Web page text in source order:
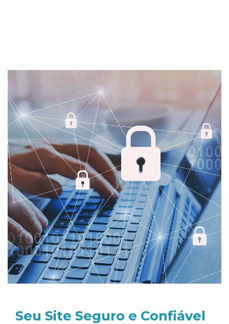
Seu Site Seguro e Confiável